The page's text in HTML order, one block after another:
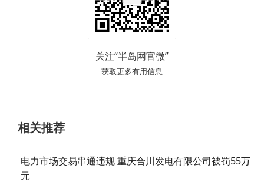
关注“半岛网官微”
获取更多有用信息
相关推荐
电力市场交易串通违规 重庆合川发电有限公司被罚55万
元